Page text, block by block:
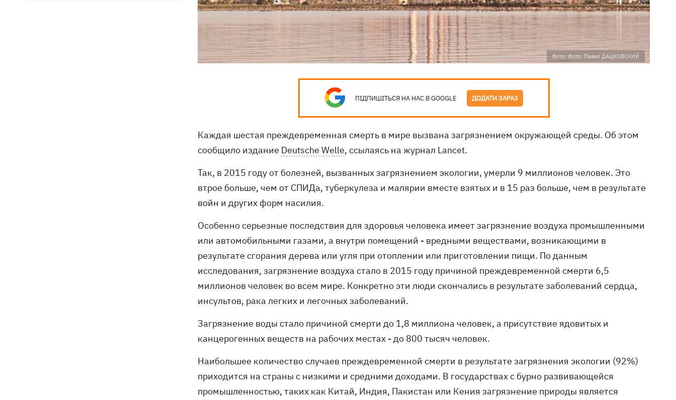
Фото: Фото: Павел ДАЦКОВСКИЙ
ПІДПИШІТЬСЯ НА НАС В GOOGLE ДОДАТИ ЗАРАЗ
Каждая шестая преждевременная смерть в мире вызвана загрязнением окружающей среды. Об этом
сообщило издание Deutsche Welle, ссылаясь на журнал Lancet.
Так, в 2015 году от болезней, вызванных загрязнением экологии, умерли 9 миллионов человек. Это
втрое больше, чем от СПИДа, туберкулеза и малярии вместе взятых и в 15 раз больше, чем в результате
войн и других форм насилия.
Особенно серьезные последствия для здоровья человека имеет загрязнение воздуха промышленными
или автомобильными газами, а внутри помещений - вредными веществами, возникающими в
результате сгорания дерева или угля при отоплении или приготовлении пищи. По данным
исследования, загрязнение воздуха стало в 2015 году причиной преждевременной смерти 6,5
миллионов человек во всем мире. Конкретно эти люди скончались в результате заболеваний сердца,
инсультов, рака легких и легочных заболеваний.
Загрязнение воды стало причиной смерти до 1,8 миллиона человек, а присутствие ядовитых и
канцерогенных веществ на рабочих местах - до 800 тысяч человек.
Наибольшее количество случаев преждевременной смерти в результате загрязнения экологии (92%)
приходится на страны с низкими и средними доходами. В государствах с бурно развивающейся
промышленностью, таких как Китай, Индия, Пакистан или Кения загрязнение природы является